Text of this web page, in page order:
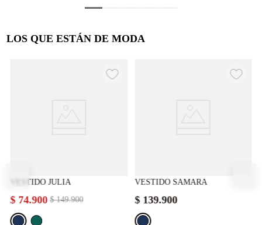
LOS QUE ESTÁN DE MODA
VESTIDO JULIA
$ 149.900
$ 74.900
VESTIDO SAMARA
$ 139.900